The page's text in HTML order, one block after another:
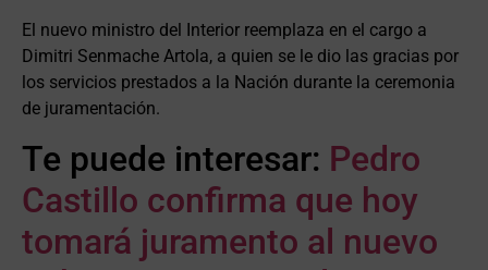
El nuevo ministro del Interior reemplaza en el cargo a
Dimitri Senmache Artola, a quien se le dio las gracias por
los servicios prestados a la Nación durante la ceremonia
de juramentación.
Te puede interesar: Pedro
Castillo confirma que hoy
tomará juramento al nuevo